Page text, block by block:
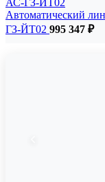
Автоматический
ГЗ-ЙТ02 995 347 ₽